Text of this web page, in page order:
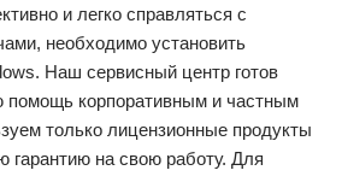
и легко справляться с
необходимо установить
Наш сервисный центр готов
помощь корпоративным и частным
только лицензионные продукты
гарантию на свою работу. Для